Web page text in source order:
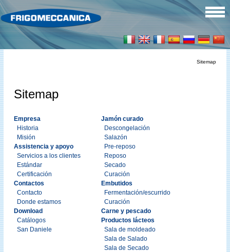
Sitemap
Sitemap
Empresa
Historia
Misión
Assistencia y apoyo
Servicios a los clientes
Estándar
Certificación
Contactos
Contacto
Donde estamos
Download
Catálogos
San Daniele
Jamón curado
Descongelación
Salazón
Pre-reposo
Reposo
Secado
Curación
Embutidos
Fermentación/escurrido
Curación
Carne y pescado
Productos lácteos
Sala de moldeado
Sala de Salado
Sala de Secado